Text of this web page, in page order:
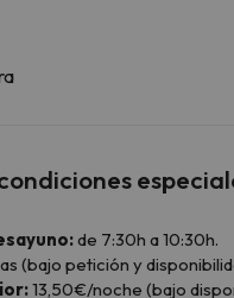
de 7:30h a 10:30h.
(bajo petición y
13,50€/noche (bajo